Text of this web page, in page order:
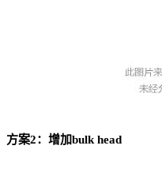
方案2：增加bulk head